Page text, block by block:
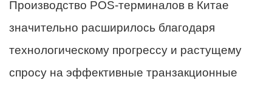
Производство POS-терминалов в Китае
значительно расширилось благодаря
технологическому прогрессу и растущему
спросу на эффективные транзакционные